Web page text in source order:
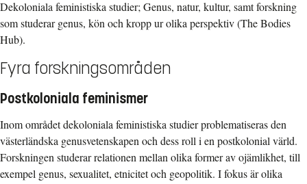
Dekoloniala feministiska studier; Genus, natur, kultur, samt forskning
som studerar genus, kön och kropp ur olika perspektiv (The Bodies
Hub).
Fyra forskningsområden
Postkoloniala feminismer
Inom området dekoloniala feministiska studier problematiseras den
västerländska genusvetenskapen och dess roll i en postkolonial värld.
Forskningen studerar relationen mellan olika former av ojämlikhet, till
exempel genus, sexualitet, etnicitet och geopolitik. I fokus är olika